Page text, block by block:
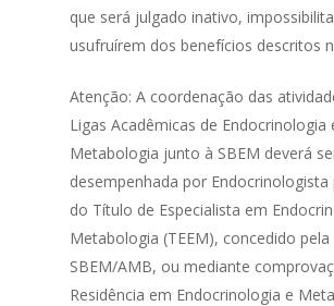
que será julgado inativo,
usufruírem dos benefícios descritos
Atenção: A coordenação das
Ligas Acadêmicas de Endocrinologia
Metabologia junto à SBEM deverá
desempenhada por
do Título de Especialista em
Metabologia (TEEM), concedido pela
SBEM/AMB, ou mediante
Residência em Endocrinologia e